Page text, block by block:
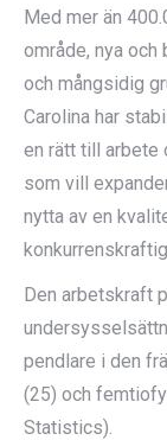
Med mer än
område, nya
och mångsidig
Carolina har
en rätt till arbete
som vill
nytta av en
Den arbetskraft
pendlare i den
(25) och
Statistics).